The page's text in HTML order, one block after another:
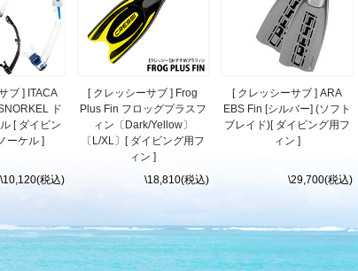
ブ ] ITACA
ド
[ ダイビン
ーケル ]
\10,120(税込)
[ クレッシーサブ ] Frog
Plus Fin フロッグプラスフ
ィン〔Dark/Yellow〕
〔L/XL〕[ ダイビング用フ
ィン ]
\18,810(税込)
[ クレッシーサブ ] ARA
EBS Fin [シルバー] (ソフト
ブレイド)[ ダイビング用フ
ィン ]
\29,700(税込)